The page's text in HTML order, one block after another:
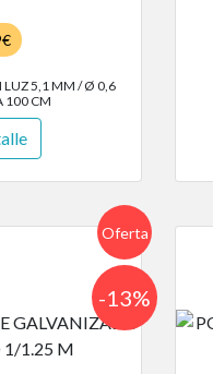
LUZ 5,1 MM / Ø 0,6
100 CM
Oferta
-13%